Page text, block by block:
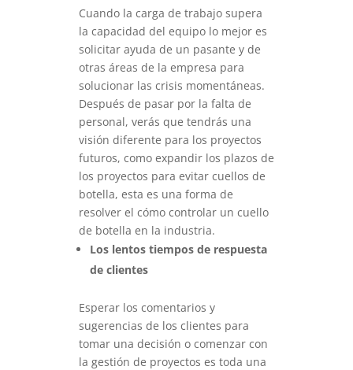
Cuando la carga de trabajo supera
la capacidad del equipo lo mejor es
solicitar ayuda de un pasante y de
otras áreas de la empresa para
solucionar las crisis momentáneas.
Después de pasar por la falta de
personal, verás que tendrás una
visión diferente para los proyectos
futuros, como expandir los plazos de
los proyectos para evitar cuellos de
botella, esta es una forma de
resolver el cómo controlar un cuello
de botella en la industria.
Los lentos tiempos de respuesta
de clientes
Esperar los comentarios y
sugerencias de los clientes para
tomar una decisión o comenzar con
la gestión de proyectos es toda una